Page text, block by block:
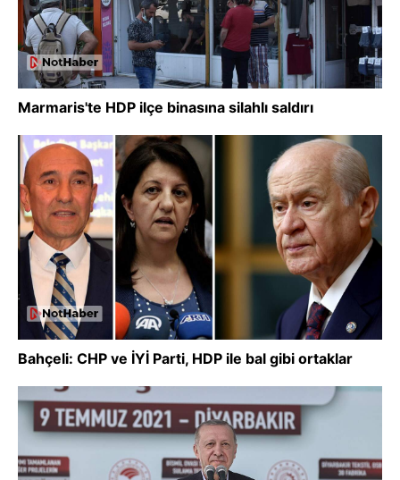
Marmaris'te HDP ilçe binasına silahlı saldırı
Bahçeli: CHP ve İYİ Parti, HDP ile bal gibi ortaklar